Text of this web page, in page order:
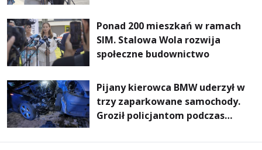
Ponad 200 mieszkań w ramach
SIM. Stalowa Wola rozwija
społeczne budownictwo
Pijany kierowca BMW uderzył w
trzy zaparkowane samochody.
Groził policjantom podczas